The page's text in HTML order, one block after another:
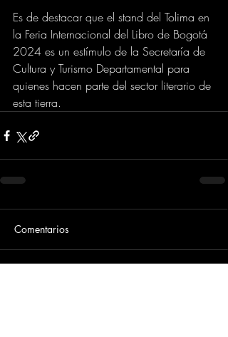
Es de destacar que el stand del Tolima en
la Feria Internacional del Libro de Bogotá
2024 es un estímulo de la Secretaría de
Cultura y Turismo Departamental para
quienes hacen parte del sector literario de
esta tierra.
Comentarios